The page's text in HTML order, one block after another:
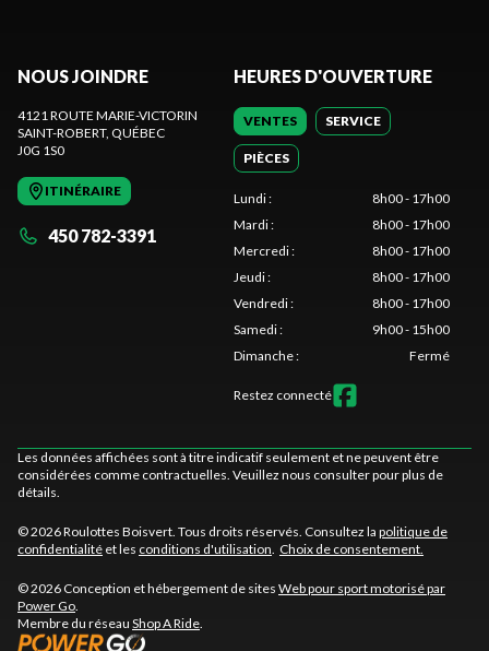
NOUS JOINDRE
4121 ROUTE MARIE-VICTORIN
SAINT-ROBERT, QUÉBEC
J0G 1S0
ITINÉRAIRE
450 782-3391
HEURES D'OUVERTURE
VENTES SERVICE
PIÈCES
Lundi:
8h00 - 17h00
Mardi:
8h00 - 17h00
Mercredi:
8h00 - 17h00
Jeudi:
8h00 - 17h00
Vendredi:
8h00 - 17h00
Samedi:
9h00 - 15h00
Dimanche: Fermé
Restez connecté
Les données affichées sont à titre indicatif seulement et ne peuvent être
considérées comme contractuelles. Veuillez nous consulter pour plus de
détails.
© 2026 Roulottes Boisvert. Tous droits réservés. Consultez la politique de
confidentialité et les conditions d'utilisation Choix de consentement.
© 2026 Conception et hébergement de sites Web pour sport motorisé par
Power Go
Membre du réseau Shop A Ride